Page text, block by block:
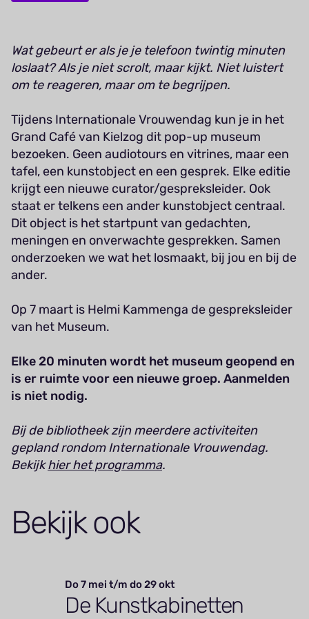
Wat gebeurt er als je je telefoon twintig minuten
loslaat? Als je niet scrolt, maar kijkt. Niet luistert
om te reageren, maar om te begrijpen.
Tijdens Internationale Vrouwendag kun je in het
Grand Café van Kielzog dit pop-up museum
bezoeken. Geen audiotours en vitrines, maar een
tafel, een kunstobject en een gesprek. Elke editie
krijgt een nieuwe curator/gespreksleider. Ook
staat er telkens een ander kunstobject centraal.
Dit object is het startpunt van gedachten,
meningen en onverwachte gesprekken. Samen
onderzoeken we wat het losmaakt, bij jou en bij de
ander.
Op 7 maart is Helmi Kammenga de gespreksleider
van het Museum.
Elke 20 minuten wordt het museum geopend en
is er ruimte voor een nieuwe groep. Aanmelden
is niet nodig.
Bij de bibliotheek zijn meerdere activiteiten
gepland rondom Internationale Vrouwendag.
Bekijkhier het programma.
Bekijk ook
Do 7 mei t/m do 29 okt
De Kunstkabinetten